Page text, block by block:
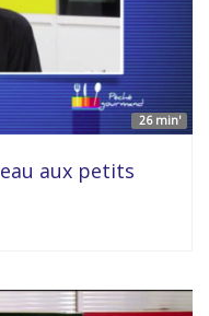
26 min'
aux petits